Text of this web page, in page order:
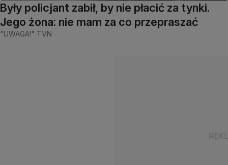
Były policjant zabił, by nie płacić za tynki.
Jego żona: nie mam za co przepraszać
"UWAGA!" TVN